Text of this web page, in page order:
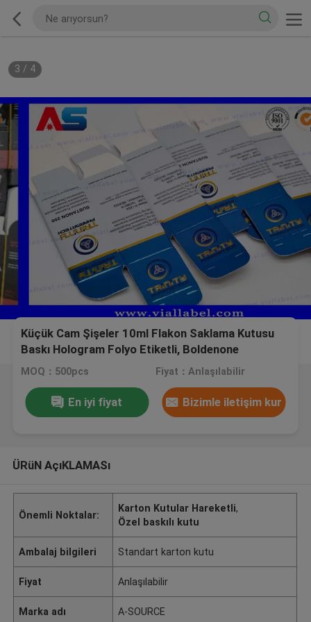
3 / 4
Küçük Cam Şişeler 10ml Flakon Saklama Kutusu
Baskı Hologram Folyo Etiketli, Boldenone
Undecenoate
MOQ：500pcs Fiyat：Anlaşılabilir
En iyi fiyat Bizimle iletişim kur
ÜRüN AçıKLAMASı
Önemli Noktalar:
Karton Kutular Hareketli,
Özel baskılı kutu
Ambalaj bilgileri Standart karton kutu
Fiyat Anlaşılabilir
Marka adı A-SOURCE